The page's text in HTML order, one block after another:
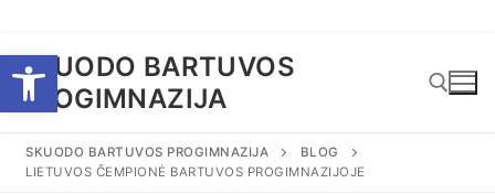
Open toolbar
prie
turinio
SKUODO BARTUVOS
PROGIMNAZIJA
Ieškoti:
SKUODO BARTUVOS PROGIMNAZIJA
BLOG
LIETUVOS ČEMPIONĖ BARTUVOS PROGIMNAZIJOJE